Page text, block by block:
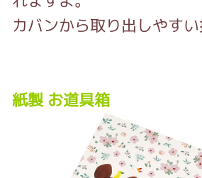
カバンから取り出しやす
紙製 お道具箱